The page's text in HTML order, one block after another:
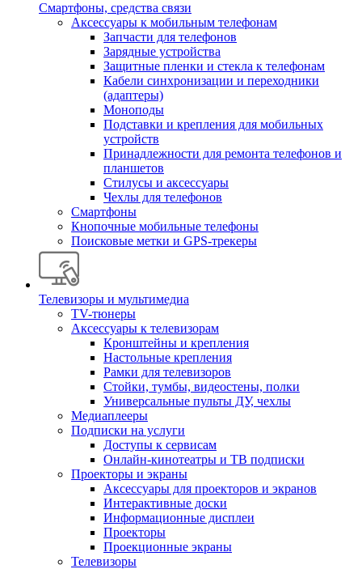
Смартфоны, средства связи
Аксессуары к мобильным телефонам
Запчасти для телефонов
Зарядные устройства
Защитные пленки и стекла к телефонам
Кабели синхронизации и переходники
(адаптеры)
Моноподы
Подставки и крепления для мобильных
устройств
Принадлежности для ремонта телефонов и
планшетов
Стилусы и аксессуары
Чехлы для телефонов
Смартфоны
Кнопочные мобильные телефоны
Поисковые метки и GPS-трекеры
Телевизоры и мультимедиа
TV-тюнеры
Аксессуары к телевизорам
Кронштейны и крепления
Настольные крепления
Рамки для телевизоров
Стойки, тумбы, видеостены, полки
Универсальные пульты ДУ, чехлы
Медиаплееры
Подписки на услуги
Доступы к сервисам
Онлайн-кинотеатры и ТВ подписки
Проекторы и экраны
Аксессуары для проекторов и экранов
Интерактивные доски
Информационные дисплеи
Проекторы
Проекционные экраны
Телевизоры